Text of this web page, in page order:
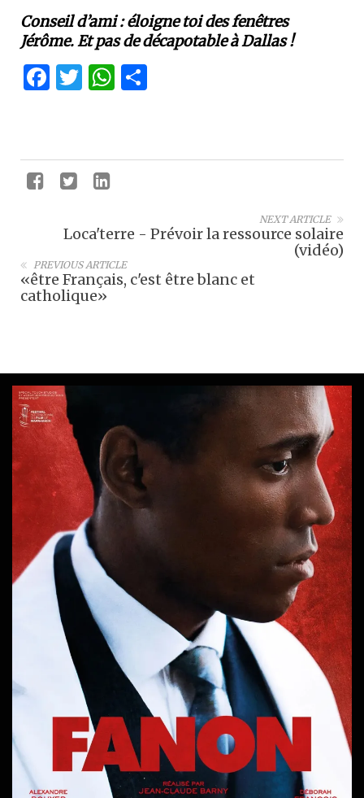
Conseil d’ami : éloigne toi des fenêtres
Jérôme. Et pas de décapotable à Dallas !
Facebook
Twitter
WhatsApp
NEXT ARTICLE
Loca'terre - Prévoir la ressource solaire
(vidéo)
PREVIOUS ARTICLE
«être Français, c'est être blanc et
catholique»